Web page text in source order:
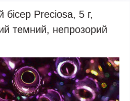
бісер Preciosa, 5 г,
темний, непрозорий